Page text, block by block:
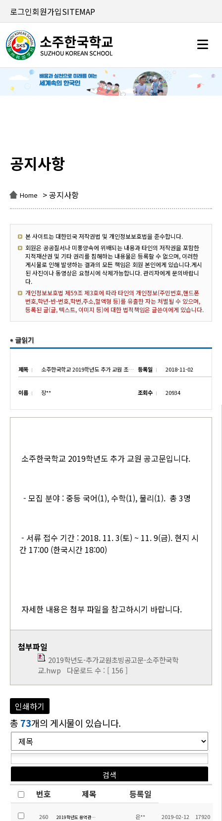
로그인회원가입SITEMAP
공지사항
Home > 공지사항
본 사이트는 대한민국 저작권법 및 개인정보보호법을 준수합니다.
회원은 공공질서나 미풍양속에 위배되는 내용과 타인의 저작권을 포함한
지적재산권 및 기타 권리를 침해하는 내용물은 등록할 수 없으며, 이러한
게시물로 인해 발생하는 결과의 모든 책임은 회원 본인에게 있습니다.게시
된 사진이나 동영상은 요청시에 삭제가능합니다. 관리자에게 문의바랍니
다.
개인정보보호법 제59조 제3호에 따라 타인의 개인정보(주민번호,핸드폰
번호,학년-반-번호,학번,주소,혈액형 등)를 유출한 자는 처벌될 수 있으며,
등록된 글(글, 텍스트, 이미지 등)에 대한 법적책임은 글쓴이에게 있습니다.
제목 소주한국학교 2019학년도 추가 교원 초빙 공고 등록일 2018-11-02
이름 장** 조회수 20934
소주한국학교 2019학년도 추가 교원 공고문입니다.
- 모집 분야 : 중등 국어(1), 수학(1), 물리(1). 총 3명
- 서류 접수 기간 : 2018. 11. 3(토) ~ 11. 9(금). 현지 시
간 17:00 (한국시간 18:00)
자세한 내용은 첨부 파일을 참고하시기 바랍니다.
첨부파일
2019학년도-추가교원초빙공고문-소주한국학
교.hwp 다운로드 수 : [ 156 ]
인쇄하기
총 73개의 게시물이 있습니다.
번호 제목 등록일
260 2019학년도 용역관리 입찰 공고 - 청소 은** 2019-02-12 17920